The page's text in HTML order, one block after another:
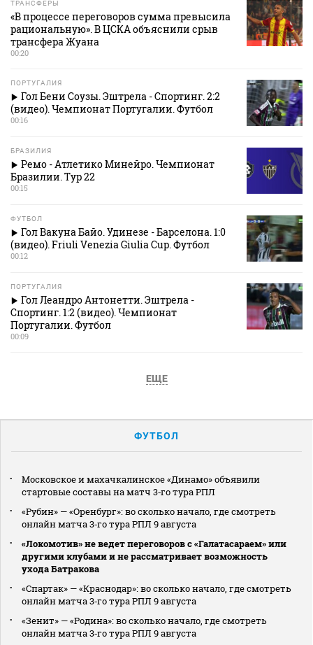
ТРАНСФЕРЫ
«В процессе переговоров сумма превысила
рациональную». В ЦСКА объяснили срыв
трансфера Жуана
00:20
ПОРТУГАЛИЯ
Гол Бени Соузы. Эштрела - Спортинг. 2:2
(видео). Чемпионат Португалии. Футбол
00:16
БРАЗИЛИЯ
Ремо - Атлетико Минейро. Чемпионат
Бразилии. Тур 22
00:15
ФУТБОЛ
Гол Вакуна Байо. Удинезе - Барселона. 1:0
(видео). Friuli Venezia Giulia Cup. Футбол
00:12
ПОРТУГАЛИЯ
Гол Леандро Антонетти. Эштрела -
Спортинг. 1:2 (видео). Чемпионат
Португалии. Футбол
00:09
ЕЩЕ
ФУТБОЛ
Московское и махачкалинское «Динамо» объявили
стартовые составы на матч 3‑го тура РПЛ
«Рубин» — «Оренбург»: во сколько начало, где смотреть
онлайн матча 3‑го тура РПЛ 9 августа
«Локомотив» не ведет переговоров с «Галатасараем» или
другими клубами и не рассматривает возможность
ухода Батракова
«Спартак» — «Краснодар»: во сколько начало, где смотреть
онлайн матча 3‑го тура РПЛ 9 августа
«Зенит» — «Родина»: во сколько начало, где смотреть
онлайн матча 3‑го тура РПЛ 9 августа